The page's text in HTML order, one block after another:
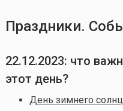
Праздники.
22.12.2023: что
этот день?
День зимнего